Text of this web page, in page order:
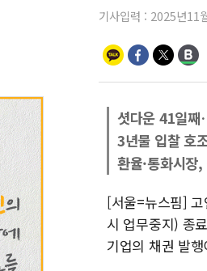
기사입력 : 2025년11
셧다운 41일
3년물 입찰 호
환율·통화시장
[서울=뉴스핌]
시 업무중지) 종
기업의 채권 발